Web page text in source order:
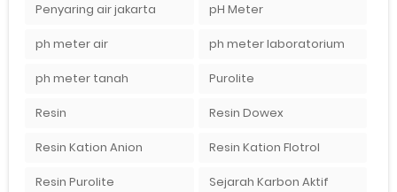
Penyaring air jakarta pH Meter
ph meter air ph meter laboratorium
ph meter tanah Purolite
Resin Resin Dowex
Resin Kation Anion Resin Kation Flotrol
Resin Purolite Sejarah Karbon Aktif